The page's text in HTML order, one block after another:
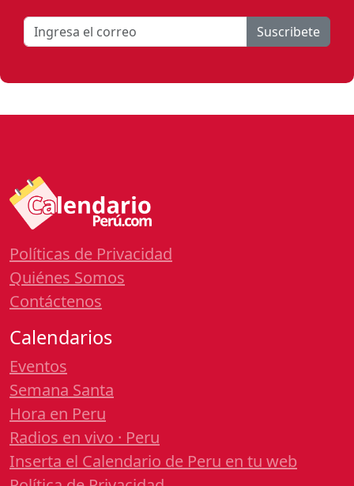
Suscribete
Políticas de Privacidad
Quiénes Somos
Contáctenos
Calendarios
Eventos
Semana Santa
Hora en Peru
Radios en vivo · Peru
Inserta el Calendario de Peru en tu web